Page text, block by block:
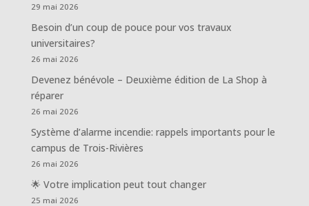
29 mai 2026
Besoin d’un coup de pouce pour vos travaux
universitaires?
26 mai 2026
Devenez bénévole – Deuxième édition de La Shop à
réparer
26 mai 2026
Système d’alarme incendie: rappels importants pour le
campus de Trois-Rivières
26 mai 2026
🌟 Votre implication peut tout changer
25 mai 2026